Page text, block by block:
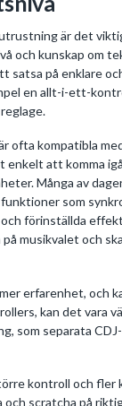
utrustning är det
och kunskap om
satsa på enklare
en allt-i-ett-
ofta kompatibla
enkelt att komma
Många av
som
förinställda
musikvalet och
erfarenhet, och
kan det vara
som separata
kontroll och fler
och scratcha på